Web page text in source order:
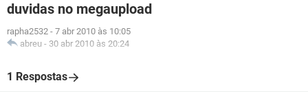
duvidas no megaupload
rapha2532 - 7 abr 2010 às 10:05
abreu - 30 abr 2010 às 20:24
1 Respostas